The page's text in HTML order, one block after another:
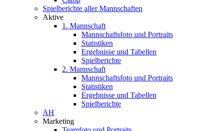
Spielberichte aller Mannschaften
Aktive
1. Mannschaft
Mannschaftsfoto und Portraits
Statistiken
Ergebnisse und Tabellen
Spielberichte
2. Mannschaft
Mannschaftsfoto und Portraits
Statistiken
Ergebnisse und Tabellen
Spielberichte
AH
Marketing